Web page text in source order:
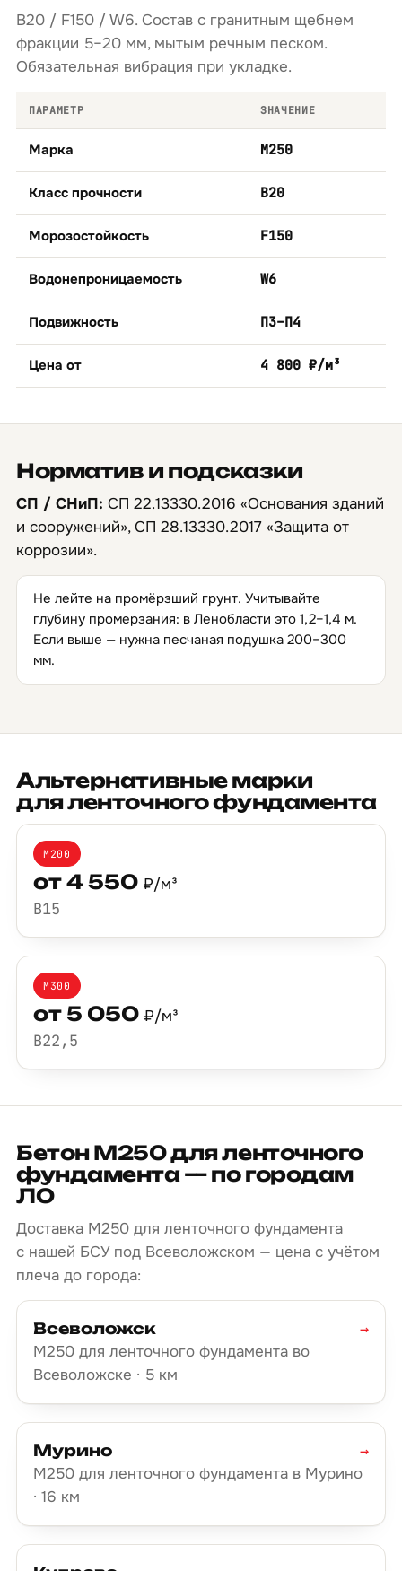
B20 / F150 / W6. Состав с гранитным щебнем
фракции 5–20 мм, мытым речным песком.
Обязательная вибрация при укладке.
ПАРАМЕТР ЗНАЧЕНИЕ
Марка М250
Класс прочности B20
Морозостойкость F150
Водонепроницаемость W6
Подвижность П3–П4
Цена от 4 800 ₽/м³
Норматив и подсказки
СП / СНиП: СП 22.13330.2016 «Основания зданий
и сооружений», СП 28.13330.2017 «Защита от
коррозии».
Не лейте на промёрзший грунт. Учитывайте
глубину промерзания: в Ленобласти это 1,2–1,4 м.
Если выше — нужна песчаная подушка 200–300
мм.
Альтернативные марки
для ленточного фундамента
М200
от 4 550 ₽/м³
B15
М300
от 5 050 ₽/м³
B22,5
Бетон М250 для ленточного
фундамента — по городам
ЛО
Доставка М250 для ленточного фундамента
с нашей БСУ под Всеволожском — цена с учётом
плеча до города:
Всеволожск
М250 для ленточного фундамента во
Всеволожске · 5 км
→
Мурино
М250 для ленточного фундамента в Мурино
· 16 км
→